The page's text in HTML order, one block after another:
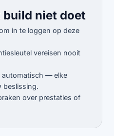
build niet doet
in te loggen op deze
vereisen nooit
automatisch — elke
beslissing.
over prestaties of